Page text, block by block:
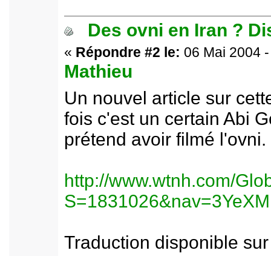
Des ovni en Iran ?
« Répondre #2 le: 06 Mai 2004
Mathieu
Un nouvel article sur
fois c'est un certain Abi
prétend avoir filmé l'ovni.
http://www.wtnh.com/
Traduction disponible